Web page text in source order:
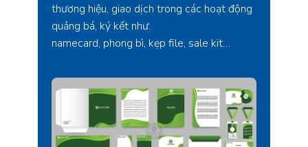
thương hiệu, giao dịch trong các hoạt động
quảng bá, ký kết như:
namecard, phong bì, kẹp file, sale kit…